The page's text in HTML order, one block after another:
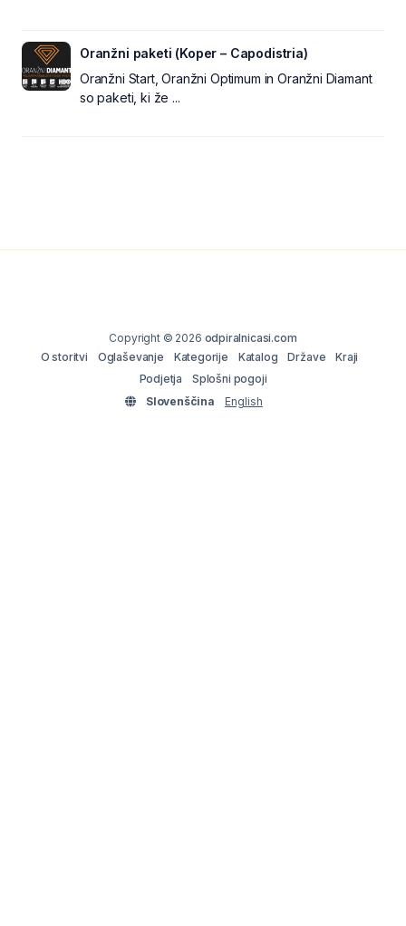
Oranžni paketi (Koper – Capodistria)
Oranžni Start, Oranžni Optimum in Oranžni Diamant
so paketi, ki že ...
Copyright © 2026 odpiralnicasi.com
O storitvi
Oglaševanje Kategorije Katalog Države
Kraji
Podjetja
Splošni pogoji
Slovenščina
English